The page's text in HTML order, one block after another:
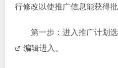
行修改以使推广信息能获得批
第一步：进入推广计划
编辑进入。